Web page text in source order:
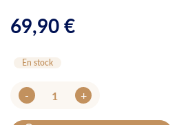
69,90 €
En stock
- +